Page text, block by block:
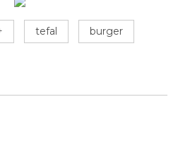
tefal burger